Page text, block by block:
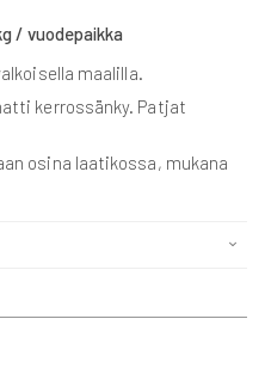
/ vuodepaikka
maalilla.
kerrossänky. Patjat
osina laatikossa, mukana